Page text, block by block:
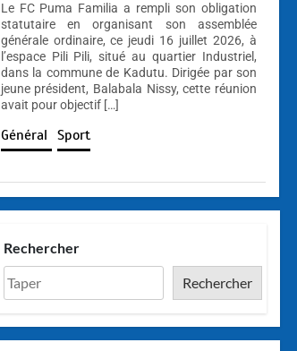
Le FC Puma Familia a rempli son obligation
statutaire en organisant son assemblée
générale ordinaire, ce jeudi 16 juillet 2026, à
l’espace Pili Pili, situé au quartier Industriel,
dans la commune de Kadutu. Dirigée par son
jeune président, Balabala Nissy, cette réunion
avait pour objectif […]
Général Sport
Rechercher
Rechercher